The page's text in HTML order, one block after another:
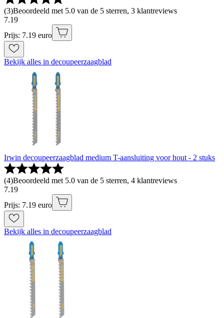
(3)Beoordeeld met 5.0 van de 5 sterren, 3 klantreviews
7.19
Prijs: 7.19 euro
Bekijk alles in decoupeerzaagblad
Irwin decoupeerzaagblad medium T-aansluiting voor hout - 2 stuks
(4)Beoordeeld met 5.0 van de 5 sterren, 4 klantreviews
7.19
Prijs: 7.19 euro
Bekijk alles in decoupeerzaagblad